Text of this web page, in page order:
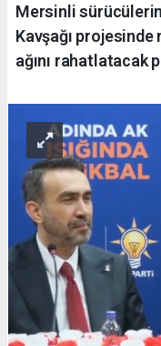
Mersinli
Kavşağı projesinde
ağını rahatlatacak